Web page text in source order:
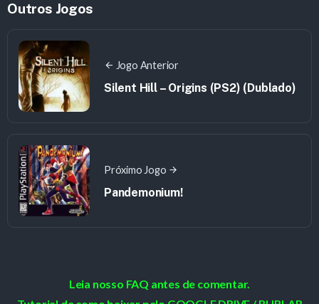
Outros Jogos
Jogo Anterior
Silent Hill – Origins (PS2) (Dublado)
Próximo Jogo
Pandemonium!
Leia nosso FAQ antes de comentar.